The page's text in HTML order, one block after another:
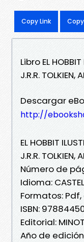
Copy Link
Libro EL
J.R.R. TOLKIEN,
Descargar
http://
EL HOBBIT
J.R.R. TOLKIEN,
Número de
Idioma:
Formatos: Pdf,
ISBN:
Editorial:
Año de